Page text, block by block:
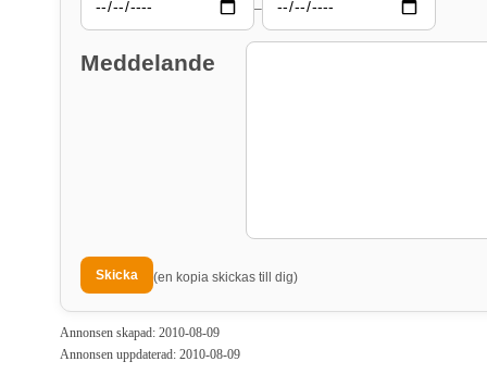
–
Meddelande
(en kopia skickas till dig)
Annonsen skapad: 2010-08-09
Annonsen uppdaterad: 2010-08-09